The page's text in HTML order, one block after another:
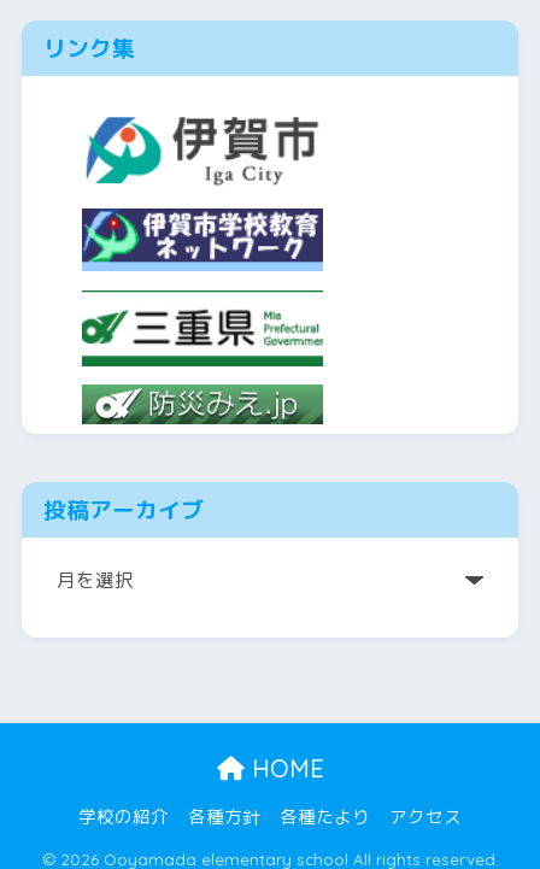
リンク集
投稿アーカイブ
ア
カ
HOME
学校の紹介 各種方針 各種たより アクセス
© 2026 Ooyamada elementary school All rights reserved.